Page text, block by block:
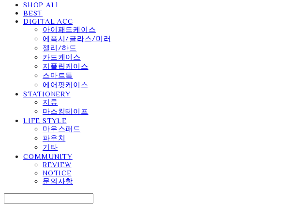
SHOP ALL
BEST
DIGITAL ACC
아이패드케이스
에폭시/글라스/미러
젤리/하드
카드케이스
지플립케이스
스마트톡
에어팟케이스
STATIONERY
지류
마스킹테이프
LIFE STYLE
마우스패드
파우치
기타
COMMUNITY
REVIEW
NOTICE
문의사항